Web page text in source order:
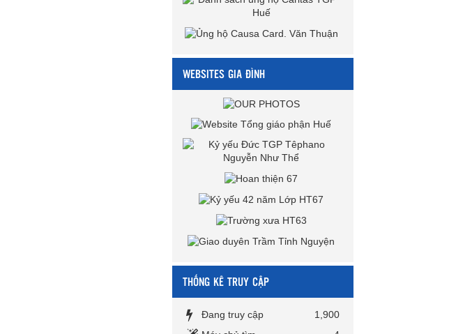
WEBSITES GIA ĐÌNH
THỐNG KÊ TRUY CẬP
Đang truy cập
1,900